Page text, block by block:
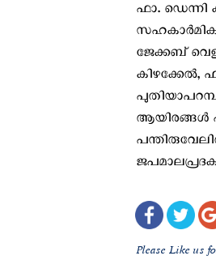
ഫാ. ഡെന്നി
ജേക്കബ്
കിഴക്കേൽ,
ആയിരങ്ങൾ
Please Like us